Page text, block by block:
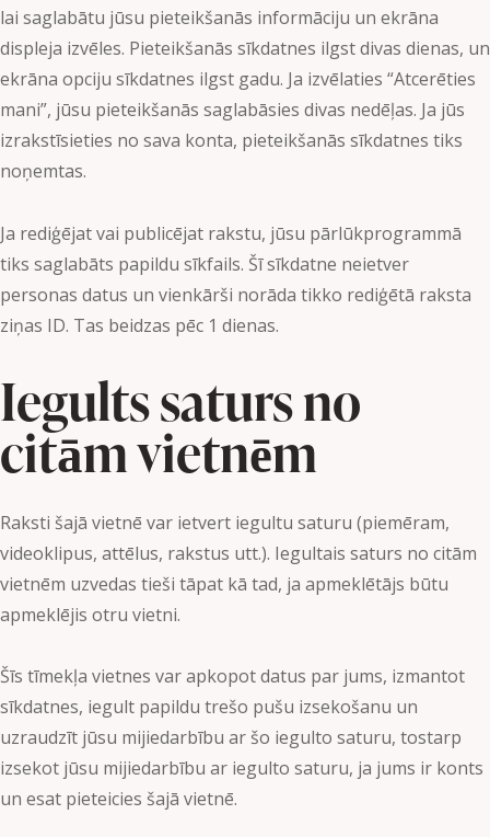
lai saglabātu jūsu pieteikšanās informāciju un ekrāna
displeja izvēles. Pieteikšanās sīkdatnes ilgst divas dienas, un
ekrāna opciju sīkdatnes ilgst gadu. Ja izvēlaties “Atcerēties
mani”, jūsu pieteikšanās saglabāsies divas nedēļas. Ja jūs
izrakstīsieties no sava konta, pieteikšanās sīkdatnes tiks
noņemtas.
Ja rediģējat vai publicējat rakstu, jūsu pārlūkprogrammā
tiks saglabāts papildu sīkfails. Šī sīkdatne neietver
personas datus un vienkārši norāda tikko rediģētā raksta
ziņas ID. Tas beidzas pēc 1 dienas.
Iegults saturs no
citām vietnēm
Raksti šajā vietnē var ietvert iegultu saturu (piemēram,
videoklipus, attēlus, rakstus utt.). Iegultais saturs no citām
vietnēm uzvedas tieši tāpat kā tad, ja apmeklētājs būtu
apmeklējis otru vietni.
Šīs tīmekļa vietnes var apkopot datus par jums, izmantot
sīkdatnes, iegult papildu trešo pušu izsekošanu un
uzraudzīt jūsu mijiedarbību ar šo iegulto saturu, tostarp
izsekot jūsu mijiedarbību ar iegulto saturu, ja jums ir konts
un esat pieteicies šajā vietnē.